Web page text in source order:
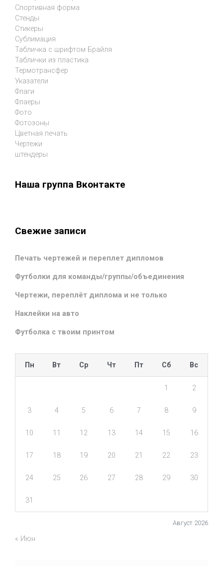
Спортивная форма
Стенды
Стикеры
Сублимация
Табличка с шрифтом Брайля
Таблички из пластика
Термотрансфер
Указатели
Флаги
Флаеры
Фото
Фотозоны
Цветная печать
Чертежи
штендеры
Наша группа Вконтакте
Свежие записи
Печать чертежей и переплет дипломов
Футболки для команды/группы/объединения
Чертежи, переплёт диплома и не только
Наклейки на авто
Футболка с твоим принтом
Август 2026
Пн Вт Ср Чт Пт Сб Вс
1 2
3 4 5 6 7 8 9
10 11 12 13 14 15 16
17 18 19 20 21 22 23
24 25 26 27 28 29 30
31
« Июн